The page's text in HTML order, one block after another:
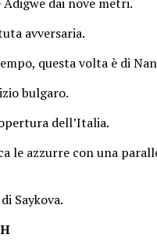
avversaria.
questa volta è di
bulgaro.
dell’Italia.
le azzurre con una
Saykova.